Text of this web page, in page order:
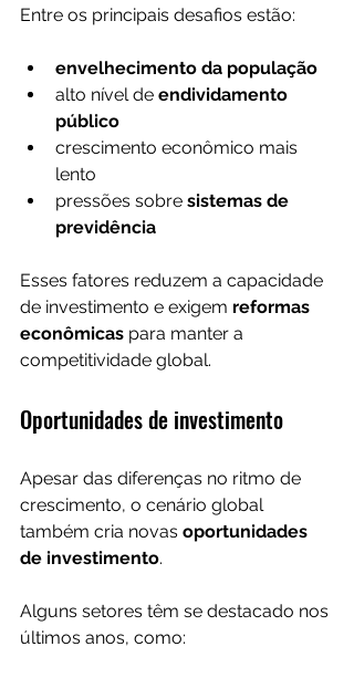
Entre os principais desafios estão:
envelhecimento da população
alto nível de endividamento
público
crescimento econômico mais
lento
pressões sobre sistemas de
previdência
Esses fatores reduzem a capacidade
de investimento e exigem reformas
econômicas para manter a
competitividade global.
Oportunidades de investimento
Apesar das diferenças no ritmo de
crescimento, o cenário global
também cria novas oportunidades
de investimento.
Alguns setores têm se destacado nos
últimos anos, como: